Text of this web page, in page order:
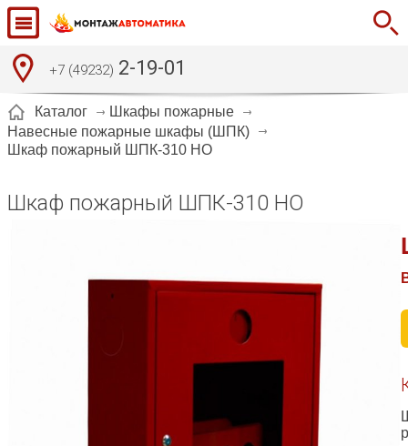
+7 (49232) 2-19-01
Каталог
Шкафы пожарные
Навесные пожарные шкафы (ШПК)
Шкаф пожарный ШПК-310 НО
Шкаф пожарный ШПК-310 НО